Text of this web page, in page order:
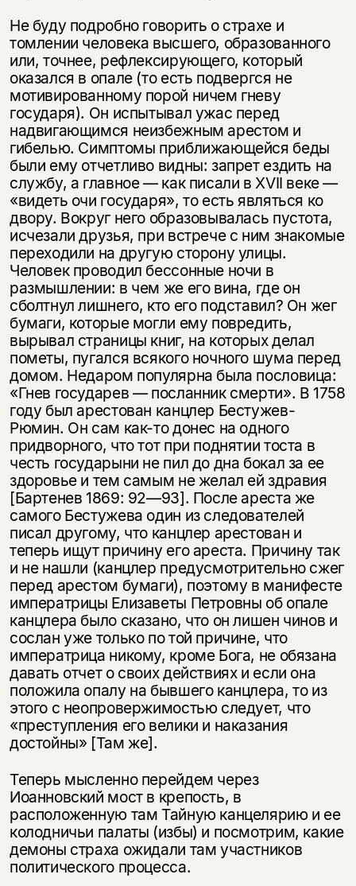
Не буду подробно говорить о страхе и
томлении человека высшего, образованного
или, точнее, рефлексирующего, который
оказался в опале (то есть подвергся не
мотивированному порой ничем гневу
государя). Он испытывал ужас перед
надвигающимся неизбежным арестом и
гибелью. Симптомы приближающейся беды
были ему отчетливо видны: запрет ездить на
службу, а главное — как писали в XVII веке —
«видеть очи государя», то есть являться ко
двору. Вокруг него образовывалась пустота,
исчезали друзья, при встрече с ним знакомые
переходили на другую сторону улицы.
Человек проводил бессонные ночи в
размышлении: в чем же его вина, где он
сболтнул лишнего, кто его подставил? Он жег
бумаги, которые могли ему повредить,
вырывал страницы книг, на которых делал
пометы, пугался всякого ночного шума перед
домом. Недаром популярна была пословица:
«Гнев государев — посланник смерти». В 1758
году был арестован канцлер Бестужев-
Рюмин. Он сам как-то донес на одного
придворного, что тот при поднятии тоста в
честь государыни не пил до дна бокал за ее
здоровье и тем самым не желал ей здравия
[Бартенев 1869: 92—93]. После ареста же
самого Бестужева один из следователей
писал другому, что канцлер арестован и
теперь ищут причину его ареста. Причину так
и не нашли (канцлер предусмотрительно сжег
перед арестом бумаги), поэтому в манифесте
императрицы Елизаветы Петровны об опале
канцлера было сказано, что он лишен чинов и
сослан уже только по той причине, что
императрица никому, кроме Бога, не обязана
давать отчет о своих действиях и если она
положила опалу на бывшего канцлера, то из
этого с неопровержимостью следует, что
«преступления его велики и наказания
достойны» [Там же].
Теперь мысленно перейдем через
Иоанновский мост в крепость, в
расположенную там Тайную канцелярию и ее
колодничьи палаты (избы) и посмотрим, какие
демоны страха ожидали там участников
политического процесса.